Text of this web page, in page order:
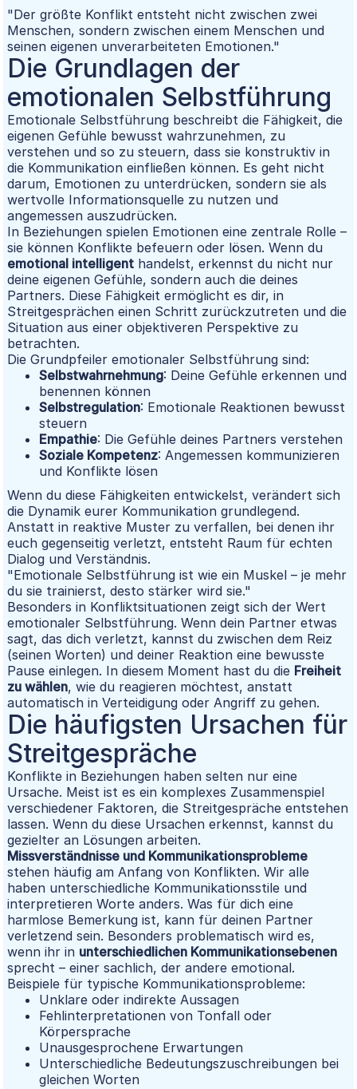
"Der größte Konflikt entsteht nicht zwischen zwei
Menschen, sondern zwischen einem Menschen und
seinen eigenen unverarbeiteten Emotionen."
Die Grundlagen der
emotionalen Selbstführung
Emotionale Selbstführung beschreibt die Fähigkeit, die
eigenen Gefühle bewusst wahrzunehmen, zu
verstehen und so zu steuern, dass sie konstruktiv in
die Kommunikation einfließen können. Es geht nicht
darum, Emotionen zu unterdrücken, sondern sie als
wertvolle Informationsquelle zu nutzen und
angemessen auszudrücken.
In Beziehungen spielen Emotionen eine zentrale Rolle –
sie können Konflikte befeuern oder lösen. Wenn du
emotional intelligent handelst, erkennst du nicht nur
deine eigenen Gefühle, sondern auch die deines
Partners. Diese Fähigkeit ermöglicht es dir, in
Streitgesprächen einen Schritt zurückzutreten und die
Situation aus einer objektiveren Perspektive zu
betrachten.
Die Grundpfeiler emotionaler Selbstführung sind:
Selbstwahrnehmung: Deine Gefühle erkennen und
benennen können
Selbstregulation: Emotionale Reaktionen bewusst
steuern
Empathie: Die Gefühle deines Partners verstehen
Soziale Kompetenz: Angemessen kommunizieren
und Konflikte lösen
Wenn du diese Fähigkeiten entwickelst, verändert sich
die Dynamik eurer Kommunikation grundlegend.
Anstatt in reaktive Muster zu verfallen, bei denen ihr
euch gegenseitig verletzt, entsteht Raum für echten
Dialog und Verständnis.
"Emotionale Selbstführung ist wie ein Muskel – je mehr
du sie trainierst, desto stärker wird sie."
Besonders in Konfliktsituationen zeigt sich der Wert
emotionaler Selbstführung. Wenn dein Partner etwas
sagt, das dich verletzt, kannst du zwischen dem Reiz
(seinen Worten) und deiner Reaktion eine bewusste
Pause einlegen. In diesem Moment hast du die Freiheit
zu wählen, wie du reagieren möchtest, anstatt
automatisch in Verteidigung oder Angriff zu gehen.
Die häufigsten Ursachen für
Streitgespräche
Konflikte in Beziehungen haben selten nur eine
Ursache. Meist ist es ein komplexes Zusammenspiel
verschiedener Faktoren, die Streitgespräche entstehen
lassen. Wenn du diese Ursachen erkennst, kannst du
gezielter an Lösungen arbeiten.
Missverständnisse und Kommunikationsprobleme
stehen häufig am Anfang von Konflikten. Wir alle
haben unterschiedliche Kommunikationsstile und
interpretieren Worte anders. Was für dich eine
harmlose Bemerkung ist, kann für deinen Partner
verletzend sein. Besonders problematisch wird es,
wenn ihr in unterschiedlichen Kommunikationsebenen
sprecht – einer sachlich, der andere emotional.
Beispiele für typische Kommunikationsprobleme:
Unklare oder indirekte Aussagen
Fehlinterpretationen von Tonfall oder
Körpersprache
Unausgesprochene Erwartungen
Unterschiedliche Bedeutungszuschreibungen bei
gleichen Worten